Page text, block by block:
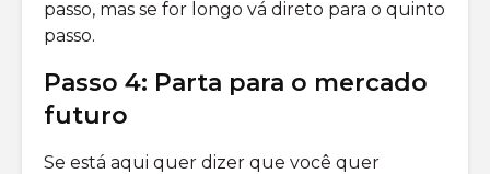
passo, mas se for longo vá direto para o quinto
passo.
Passo 4: Parta para o mercado
futuro
Se está aqui quer dizer que você quer